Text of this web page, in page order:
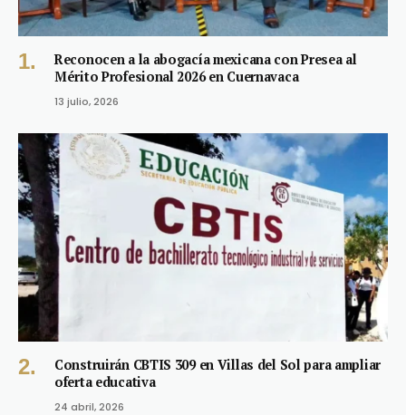
Reconocen a la abogacía mexicana con Presea al
Mérito Profesional 2026 en Cuernavaca
13 julio, 2026
Construirán CBTIS 309 en Villas del Sol para ampliar
oferta educativa
24 abril, 2026